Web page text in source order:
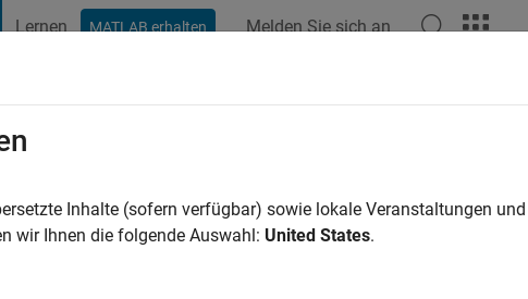
Lernen MATLAB erhalten Melden Sie sich an
0
Inhalte (sofern verfügbar) sowie lokale Veranstaltungen
wir Ihnen die folgende Auswahl: United States.